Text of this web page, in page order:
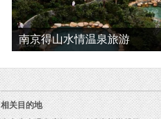
南京得山水情温泉旅游
相关目的地